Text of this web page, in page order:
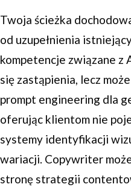
Twoja ścieżka
od uzupełnienia
kompetencje związane z
się zastąpienia, lecz
prompt engineering dla
oferując klientom nie
systemy identyfikacji
wariacji. Copywriter
stronę strategii